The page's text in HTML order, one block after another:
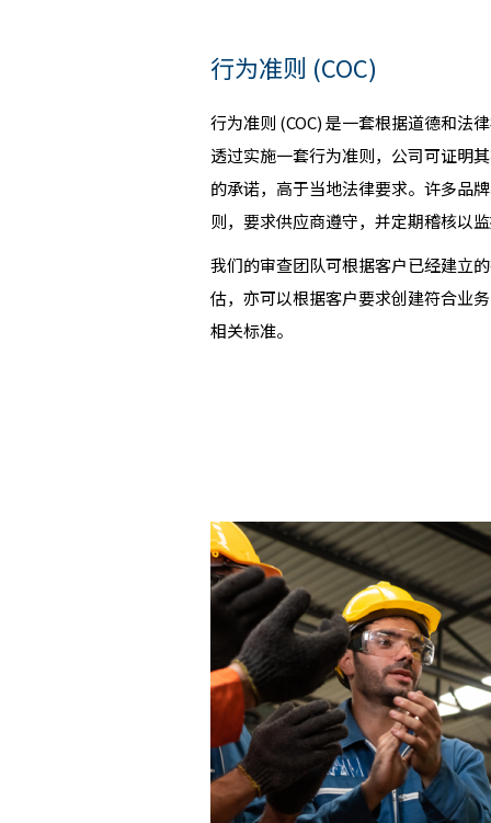
行为准则 (COC)
行为准则 (COC) 是一套根据道德和法
透过实施一套行为准则，公司可证明
的承诺，高于当地法律要求。许多品
则，要求供应商遵守，并定期稽核以
我们的审查团队可根据客户已经建立
估，亦可以根据客户要求创建符合业
相关标准。